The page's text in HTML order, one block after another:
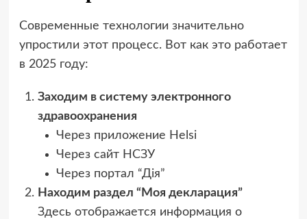
Современные технологии значительно
упростили этот процесс. Вот как это работает
в 2025 году:
Заходим в систему электронного
здравоохранения
Через приложение Helsi
Через сайт НСЗУ
Через портал “Дія”
Находим раздел “Моя декларация”
Здесь отображается информация о